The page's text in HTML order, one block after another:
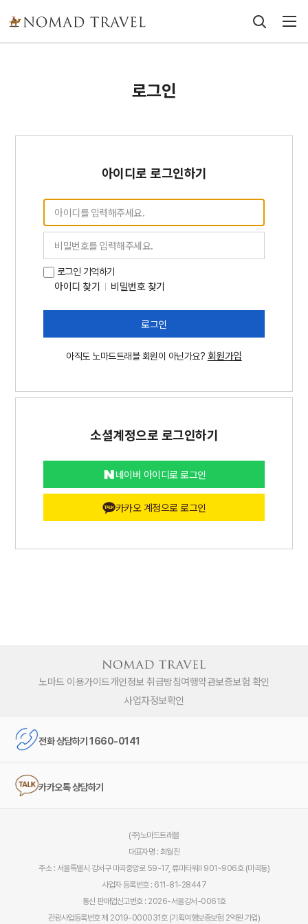
로그인
아이디로 로그인하기
로그인 기억하기
아이디 찾기 비밀번호 찾기
로그인
아직도 노마드트래블 회원이 아닌가요? 회원가입
소셜계정으로 로그인하기
네이버 아이디로 로그인
카카오 계정으로 로그인
노마드 이용가이드개인정보 취급방침여행약관보증보험 확인
사업자정보확인
전화 상담하기 1660-0141
카카오톡 상담하기
(주)노마드트래블
대표자명 : 최월진
주소 : 서울특별시 강서구 마곡중앙로 59-17, 류마타워Ⅱ 901~906호 (마곡동)
사업자 등록번호 : 611-81-28447
통신 판매업신고번호 : 2026-서울강서-0061호
관광사업등록번호 제 2019-000031호 (기획여행보증보험 2억원 가입)